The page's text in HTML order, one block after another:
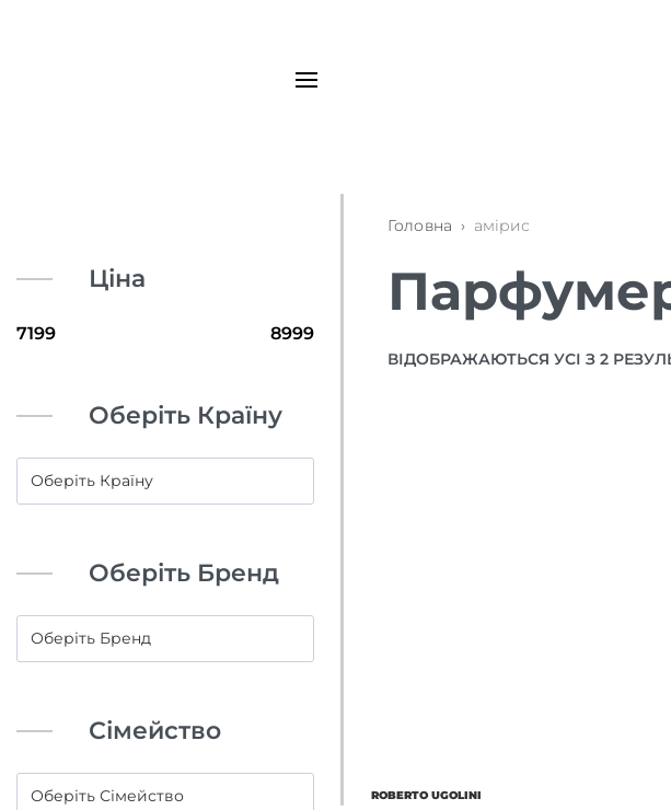
Ціна
Оберіть Країну
Оберіть Бренд
Сімейство
Головна › амірис
ВІДОБРАЖАЮТЬСЯ УСІ З 2
ROBERTO UGOLINI